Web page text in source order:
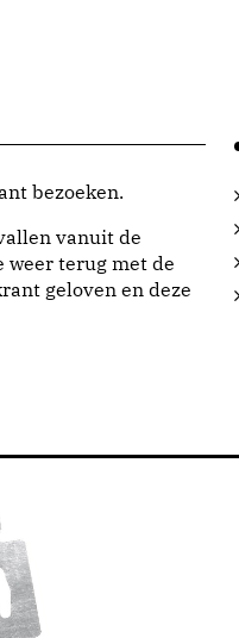
bezoeken.
vanuit de
weer terug met de
geloven en deze